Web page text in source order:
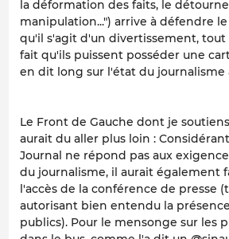
la déformation des faits, le
manipulation...") arrive à défendre
qu'il s'agit d'un divertissement,
fait qu'ils puissent posséder une
en dit long sur l'état du journalisme
Le Front de Gauche dont je
aurait du aller plus loin :
Journal ne répond pas aux
du journalisme, il aurait également
l'accès de la conférence de presse
autorisant bien entendu la
publics). Pour le mensonge sur les